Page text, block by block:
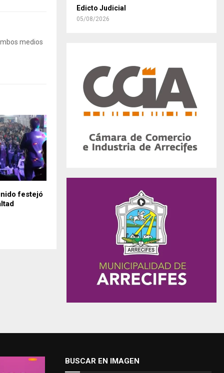
medios
festejó
Edicto Judicial
05/08/2026
BUSCAR EN IMAGEN